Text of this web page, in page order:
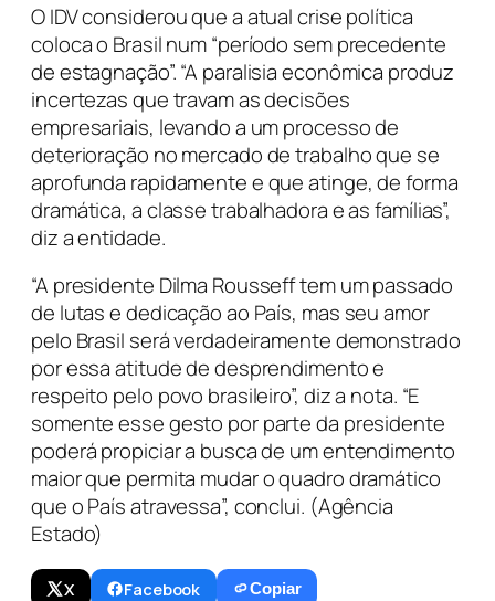
X Facebook Copiar
O IDV considerou que a atual crise política
coloca o Brasil num “período sem precedente
de estagnação”. “A paralisia econômica produz
incertezas que travam as decisões
empresariais, levando a um processo de
deterioração no mercado de trabalho que se
aprofunda rapidamente e que atinge, de forma
dramática, a classe trabalhadora e as famílias”,
diz a entidade.
“A presidente Dilma Rousseff tem um passado
de lutas e dedicação ao País, mas seu amor
pelo Brasil será verdadeiramente demonstrado
por essa atitude de desprendimento e
respeito pelo povo brasileiro”, diz a nota. “E
somente esse gesto por parte da presidente
poderá propiciar a busca de um entendimento
maior que permita mudar o quadro dramático
que o País atravessa”, conclui. (Agência
Estado)